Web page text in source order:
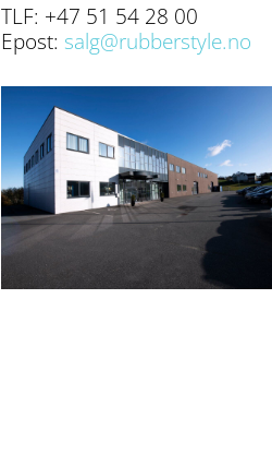
TLF: +47 51 54 28 00
Epost: salg@rubberstyle.no